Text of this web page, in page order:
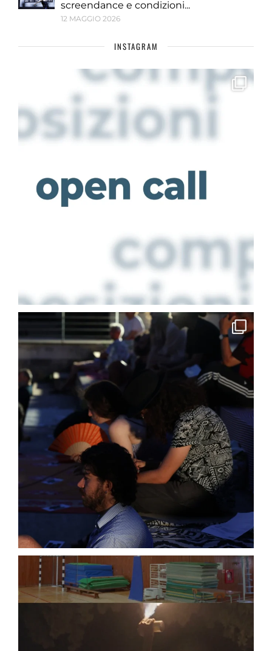
screendance e condizioni...
12 MAGGIO 2026
INSTAGRAM